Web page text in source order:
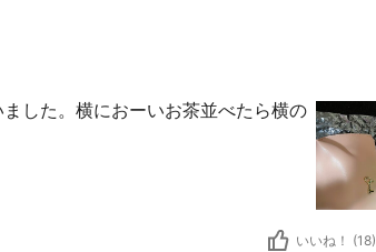
した。横におーいお茶並べたら横の
いいね！ (18)